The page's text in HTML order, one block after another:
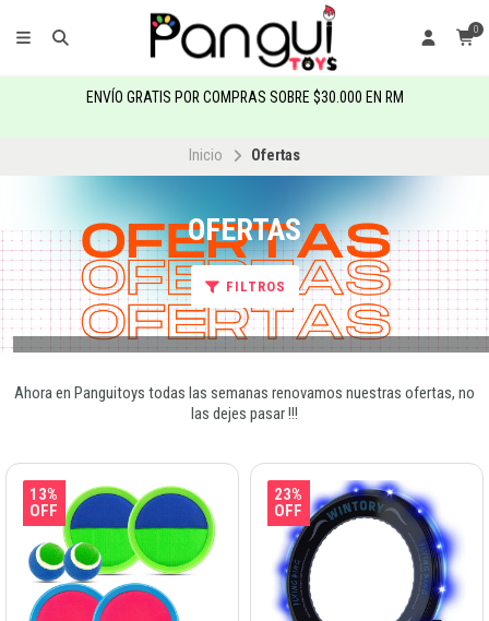
0
ENVÍO GRATIS POR COMPRAS SOBRE $30.000 EN RM
Inicio Ofertas
OFERTAS
FILTROS
Ahora en Panguitoys todas las semanas renovamos nuestras ofertas, no
las dejes pasar !!!
13%
OFF
23%
OFF